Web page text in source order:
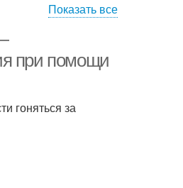
Показать все
при помощи
гоняться за